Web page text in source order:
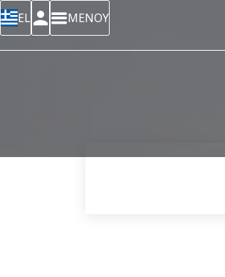
EL ΜΕΝΟΥ